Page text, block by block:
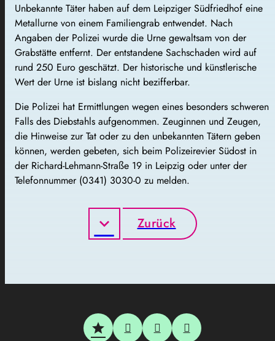
Unbekannte Täter haben auf dem Leipziger Südfriedhof eine
Metallurne von einem Familiengrab entwendet. Nach
Angaben der Polizei wurde die Urne gewaltsam von der
Grabstätte entfernt. Der entstandene Sachschaden wird auf
rund 250 Euro geschätzt. Der historische und künstlerische
Wert der Urne ist bislang nicht bezifferbar.
Die Polizei hat Ermittlungen wegen eines besonders schweren
Falls des Diebstahls aufgenommen. Zeuginnen und Zeugen,
die Hinweise zur Tat oder zu den unbekannten Tätern geben
können, werden gebeten, sich beim Polizeirevier Südost in
der Richard-Lehmann-Straße 19 in Leipzig oder unter der
Telefonnummer (0341) 3030-0 zu melden.
Zurück